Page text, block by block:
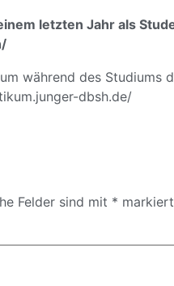
letzten Jahr als
während des Studiums
dbsh.de/
Felder sind mit * markiert